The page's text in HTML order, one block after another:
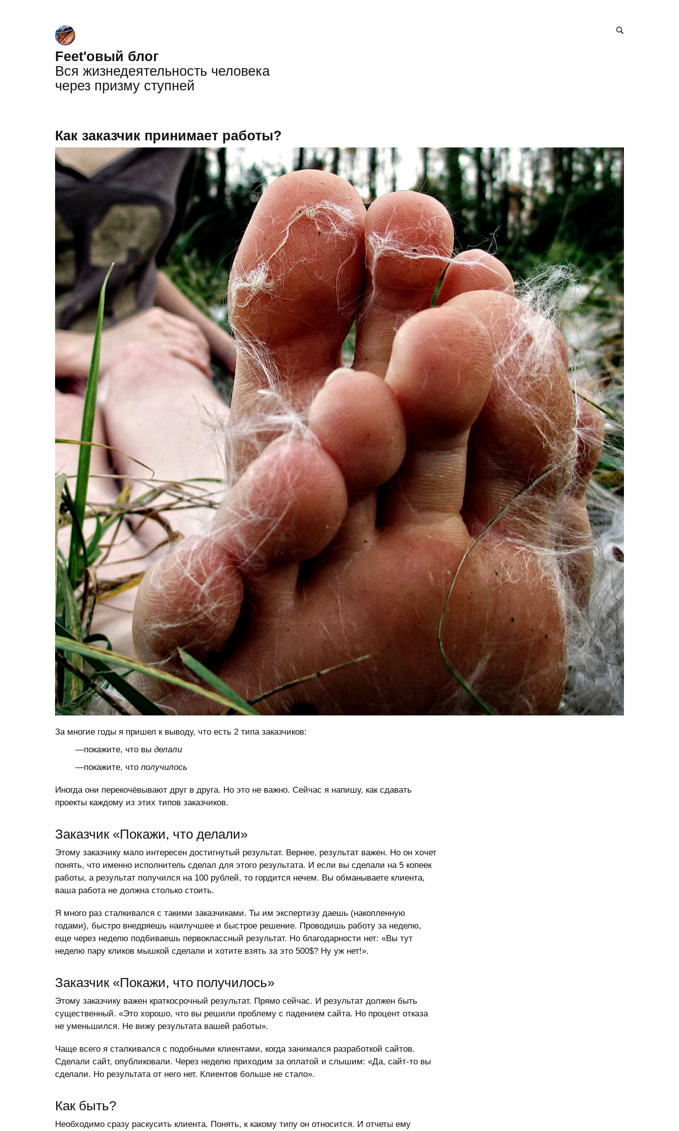
Feet'овый блог
Вся жизнедеятельность человека
через призму ступней
Как заказчик принимает работы?
За многие годы я пришел к выводу, что есть 2 типа заказчиков:
—покажите, что вы делали
—покажите, что получилось
Иногда они перекочёвывают друг в друга. Но это не важно. Сейчас я напишу, как сдавать
проекты каждому из этих типов заказчиков.
Заказчик «Покажи, что делали»
Этому заказчику мало интересен достигнутый результат. Вернее, результат важен. Но он хочет
понять, что именно исполнитель сделал для этого результата. И если вы сделали на 5 копеек
работы, а результат получился на 100 рублей, то гордится нечем. Вы обманываете клиента,
ваша работа не должна столько стоить.
Я много раз сталкивался с такими заказчиками. Ты им экспертизу даешь (накопленную
годами), быстро внедряешь наилучшее и быстрое решение. Проводишь работу за неделю,
еще через неделю подбиваешь первоклассный результат. Но благодарности нет: «Вы тут
неделю пару кликов мышкой сделали и хотите взять за это 500$? Ну уж нет!».
Заказчик «Покажи, что получилось»
Этому заказчику важен краткосрочный результат. Прямо сейчас. И результат должен быть
существенный. «Это хорошо, что вы решили проблему с падением сайта. Но процент отказа
не уменьшился. Не вижу результата вашей работы».
Чаще всего я сталкивался с подобными клиентами, когда занимался разработкой сайтов.
Сделали сайт, опубликовали. Через неделю приходим за оплатой и слышим: «Да, сайт-то вы
сделали. Но результата от него нет. Клиентов больше не стало».
Как быть?
Необходимо сразу раскусить клиента. Понять, к какому типу он относится. И отчеты ему